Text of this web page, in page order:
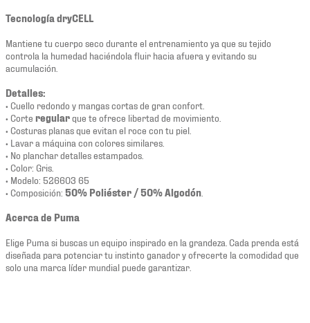
Tecnología dryCELL
Mantiene tu cuerpo seco durante el entrenamiento ya que su tejido
controla la humedad haciéndola fluir hacia afuera y evitando su
acumulación.
Detalles:
• Cuello redondo y mangas cortas de gran confort.
• Corte regularque te ofrece libertad de movimiento.
• Costuras planas que evitan el roce con tu piel.
• Lavar a máquina con colores similares.
• No planchar detalles estampados.
• Color: Gris.
• Modelo: 526603 65
• Composición: 50% Poliéster / 50% Algodón
Acerca de Puma
Elige Puma si buscas un equipo inspirado en la grandeza. Cada prenda está
diseñada para potenciar tu instinto ganador y ofrecerte la comodidad que
solo una marca líder mundial puede garantizar.